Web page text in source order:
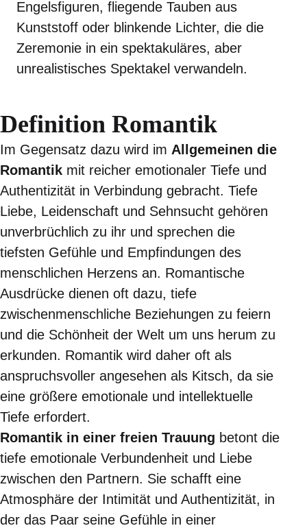
Engelsfiguren, fliegende Tauben aus
Kunststoff oder blinkende Lichter, die die
Zeremonie in ein spektakuläres, aber
unrealistisches Spektakel verwandeln.
Definition Romantik
Im Gegensatz dazu wird im Allgemeinen die
Romantik mit reicher emotionaler Tiefe und
Authentizität in Verbindung gebracht. Tiefe
Liebe, Leidenschaft und Sehnsucht gehören
unverbrüchlich zu ihr und sprechen die
tiefsten Gefühle und Empfindungen des
menschlichen Herzens an. Romantische
Ausdrücke dienen oft dazu, tiefe
zwischenmenschliche Beziehungen zu feiern
und die Schönheit der Welt um uns herum zu
erkunden. Romantik wird daher oft als
anspruchsvoller angesehen als Kitsch, da sie
eine größere emotionale und intellektuelle
Tiefe erfordert.
Romantik in einer freien Trauung betont die
tiefe emotionale Verbundenheit und Liebe
zwischen den Partnern. Sie schafft eine
Atmosphäre der Intimität und Authentizität, in
der das Paar seine Gefühle in einer